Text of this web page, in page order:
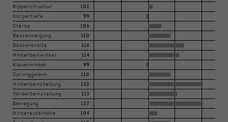
Rippenstruktur 102
Körpertiefe 99
Stärke 106
Beckenneigung 110
Beckenbreite 116
Hinterbeinwinkel 114
Klauenwinkel 99
Sprunggelenk 110
Hinterbeinstellung 132
Vorderbeinstellung 113
Bewegung 127
Hintereuterhöhe 104